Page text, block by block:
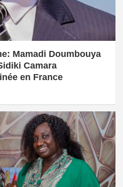
Mamadi Doumbouya
Camara
en France